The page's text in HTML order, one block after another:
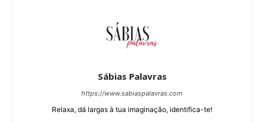
Sábias Palavras
https://www.sabiaspalavras.com
Relaxa, dá largas à tua imaginação, identifica-te!